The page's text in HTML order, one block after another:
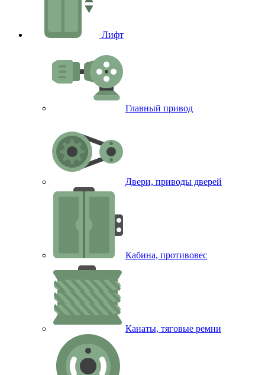
Лифт
Главный привод
Двери, приводы дверей
Кабина, противовес
Канаты, тяговые ремни